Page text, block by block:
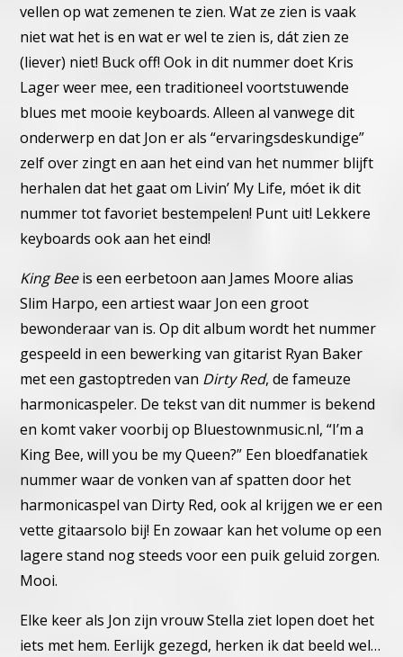
vellen op wat zemenen te zien. Wat ze zien is vaak
niet wat het is en wat er wel te zien is, dát zien ze
(liever) niet! Buck off!Ook in dit nummer doet Kris
Lager weer mee, een traditioneel voortstuwende
blues met mooie keyboards. Alleen al vanwege dit
onderwerp en dat Jon er als “ervaringsdeskundige”
zelf over zingt en aan het eind van het nummer blijft
herhalen dat het gaat om Livin’ My Life, móet ik dit
nummer tot favoriet bestempelen! Punt uit! Lekkere
keyboards ook aan het eind!
King Beeis een eerbetoon aan James Moore alias
Slim Harpo, eenartiest waar Jon een groot
bewonderaar van is. Op dit album wordt het nummer
gespeeld in een bewerking van gitarist Ryan Baker
meteen gastoptreden van Dirty Red, de fameuze
harmonicaspeler. De tekst van dit nummer is bekend
en komt vaker voorbij op Bluestownmusic.nl, “I’m a
King Bee, will you be my Queen?” Een bloedfanatiek
nummer waar de vonken van af spatten door het
harmonicaspel van Dirty Red, ook al krijgen we er een
vette gitaarsolo bij! En zowaar kan het volume op een
lagere stand nog steeds vooreen puik geluid zorgen.
Mooi.
Elke keer als Jon zijn vrouw Stella ziet lopen doet het
iets met hem. Eerlijk gezegd, herken ik dat beeld wel…